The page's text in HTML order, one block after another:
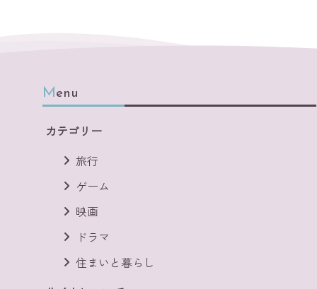
Menu
カテゴリー
旅行
ゲーム
映画
ドラマ
住まいと暮らし